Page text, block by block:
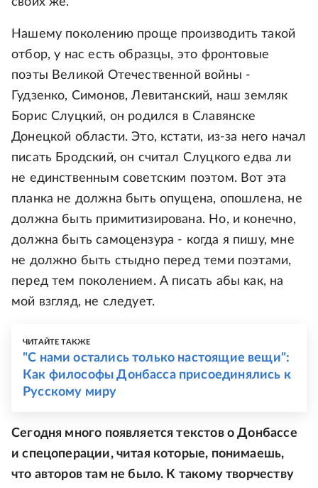
Нашему поколению проще производить такой
отбор, у нас есть образцы, это фронтовые
поэты Великой Отечественной войны -
Гудзенко, Симонов, Левитанский, наш земляк
Борис Слуцкий, он родился в Славянске
Донецкой области. Это, кстати, из-за него начал
писать Бродский, он считал Слуцкого едва ли
не единственным советским поэтом. Вот эта
планка не должна быть опущена, опошлена, не
должна быть примитизирована. Но, и конечно,
должна быть самоцензура - когда я пишу, мне
не должно быть стыдно перед теми поэтами,
перед тем поколением. А писать абы как, на
мой взгляд, не следует.
ЧИТАЙТЕ ТАКЖЕ
"С нами остались только настоящие вещи":
Как философы Донбасса присоединялись к
Русскому миру
Сегодня много появляется текстов о Донбассе
и спецоперации, читая которые, понимаешь,
что авторов там не было. К такому творчеству